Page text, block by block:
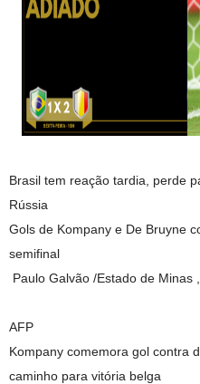
Brasil tem reação tardia, perde
Rússia
Gols de Kompany e De Bruyne
semifinal
Paulo Galvão /Estado de Minas
AFP
Kompany comemora gol contra
caminho para vitória belga